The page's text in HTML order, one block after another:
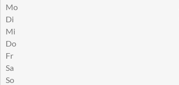
Mo
Di
Mi
Do
Fr
Sa
So